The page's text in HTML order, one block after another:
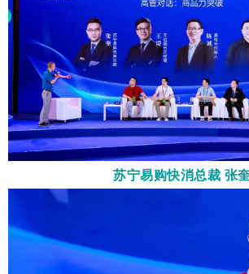
苏宁易购快消总裁 张